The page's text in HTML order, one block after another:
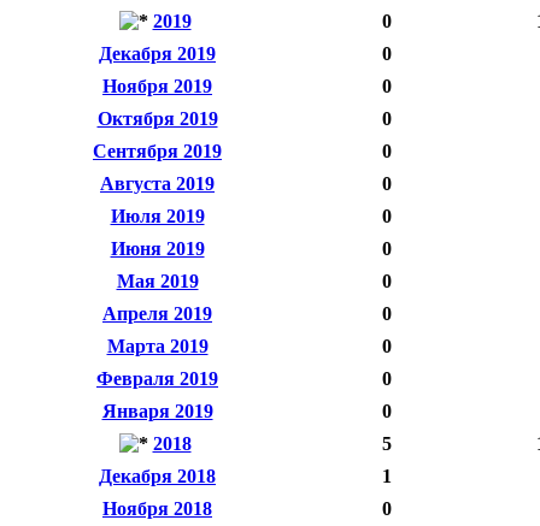
2019
0
Декабря 2019
0
Ноября 2019
0
Октября 2019
0
Сентября 2019
0
Августа 2019
0
Июля 2019
0
Июня 2019
0
Мая 2019
0
Апреля 2019
0
Марта 2019
0
Февраля 2019
0
Января 2019
0
2018
5
Декабря 2018
1
Ноября 2018
0